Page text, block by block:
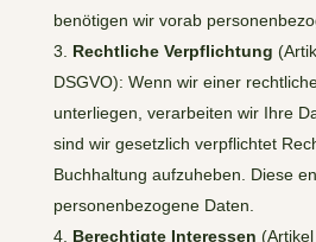
benötigen wir vorab
Rechtliche Verpflichtung
DSGVO): Wenn wir einer
unterliegen, verarbeiten wir Ihre
sind wir gesetzlich verpflichtet
Buchhaltung aufzuheben. Diese
personenbezogene Daten.
Berechtigte Interessen